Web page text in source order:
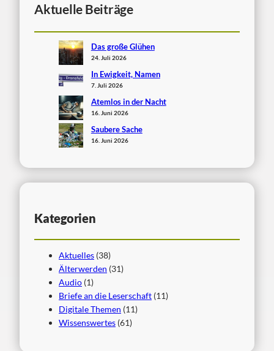
Aktuelle Beiträge
Das große Glühen
24. Juli 2026
In Ewigkeit, Namen
7. Juli 2026
Atemlos in der Nacht
16. Juni 2026
Saubere Sache
16. Juni 2026
Kategorien
Aktuelles (38)
Älterwerden (31)
Audio (1)
Briefe an die Leserschaft (11)
Digitale Themen (11)
Wissenswertes (61)